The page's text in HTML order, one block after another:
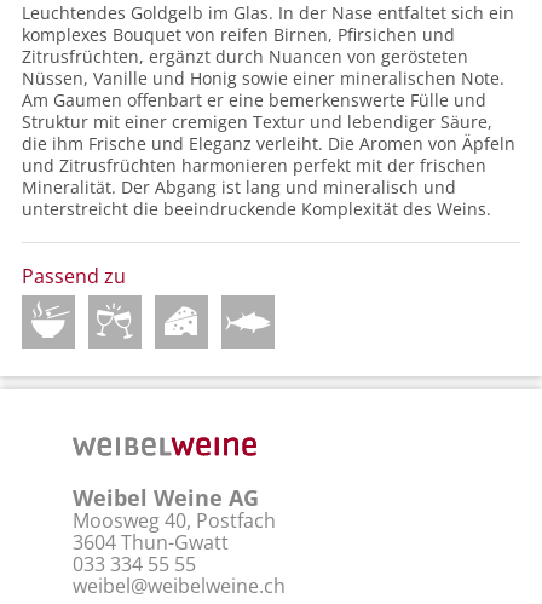
Leuchtendes Goldgelb im Glas. In der Nase entfaltet sich ein
komplexes Bouquet von reifen Birnen, Pfirsichen und
Zitrusfrüchten, ergänzt durch Nuancen von gerösteten
Nüssen, Vanille und Honig sowie einer mineralischen Note.
Am Gaumen offenbart er eine bemerkenswerte Fülle und
Struktur mit einer cremigen Textur und lebendiger Säure,
die ihm Frische und Eleganz verleiht. Die Aromen von Äpfeln
und Zitrusfrüchten harmonieren perfekt mit der frischen
Mineralität. Der Abgang ist lang und mineralisch und
unterstreicht die beeindruckende Komplexität des Weins.
Passend zu
Weibel Weine AG
Moosweg 40, Postfach
3604 Thun-Gwatt
033 334 55 55
weibel@weibelweine.ch